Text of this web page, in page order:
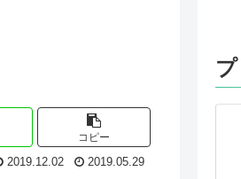
コピー
2019.12.02 2019.05.29
プ